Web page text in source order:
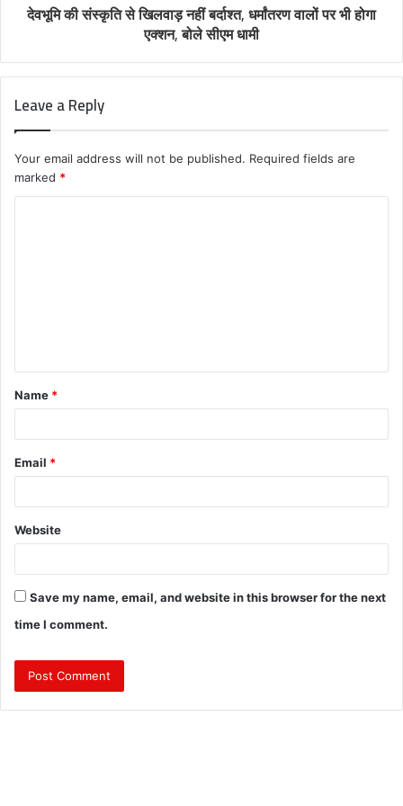
देवभूमि की संस्कृति से खिलवाड़ नहीं बर्दाश्त, धर्मांतरण वालों पर भी होगा
एक्शन, बोले सीएम धामी
Leave a Reply
Your email address will not be published. Required fields are
marked *
t
*
Name *
Email *
Website
Save my name, email, and website in this browser for the next
time I comment.